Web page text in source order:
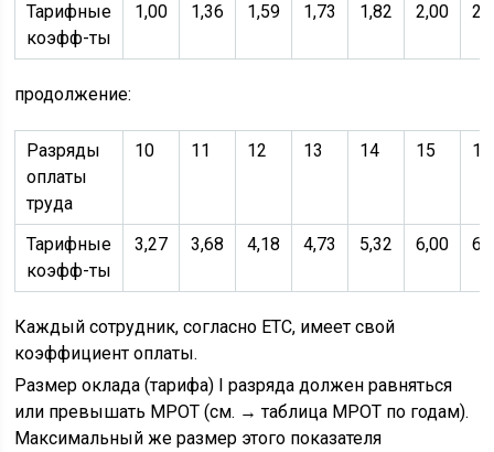
Тарифные
коэфф-ты
1,00 1,36 1,59 1,73 1,82 2,00
продолжение:
Разряды
оплаты
труда
10 11 12 13 14 15 16
Тарифные
коэфф-ты
3,27 3,68 4,18 4,73 5,32 6,00
Каждый сотрудник, согласно ЕТС, имеет свой
коэффициент оплаты.
Размер оклада (тарифа) I разряда должен равняться
или превышать МРОТ (см. → таблица МРОТ по годам).
Максимальный же размер этого показателя